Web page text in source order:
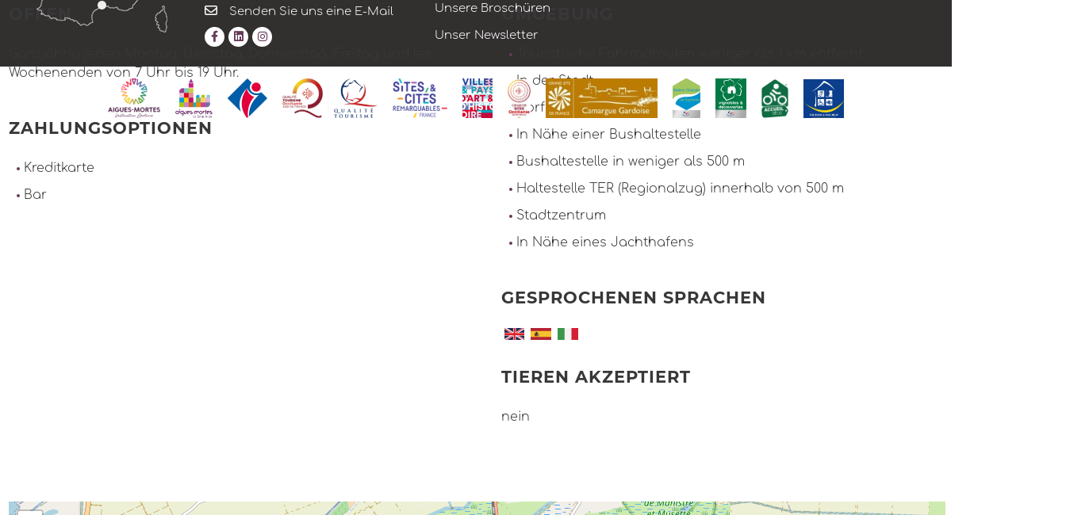
OFFEN
Wochenenden von 7 Uhr bis 19 Uhr.
ZAHLUNGSOPTIONEN
Kreditkarte
Bar
UMGEBUNG
In der Stadt
Dorfzentrum
In Nähe einer Bushaltestelle
Bushaltestelle in weniger als 500 m
Haltestelle TER (Regionalzug) innerhalb von 500 m
Stadtzentrum
In Nähe eines Jachthafens
GESPROCHENEN SPRACHEN
TIEREN AKZEPTIERT
nein
Senden Sie uns eine E-Mail
Unsere Broschüren
Unser Newsletter